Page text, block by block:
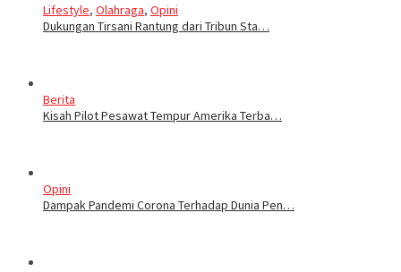
Lifestyle, Olahraga, Opini
Dukungan Tirsani Rantung dari Tribun Sta…
Berita
Kisah Pilot Pesawat Tempur Amerika Terba…
Opini
Dampak Pandemi Corona Terhadap Dunia Pen…